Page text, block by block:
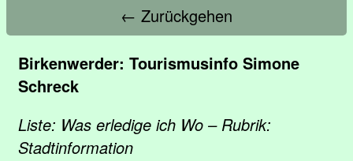
← Zurückgehen
Birkenwerder: Tourismusinfo Simone
Schreck
Liste: Was erledige ich Wo – Rubrik:
Stadtinformation